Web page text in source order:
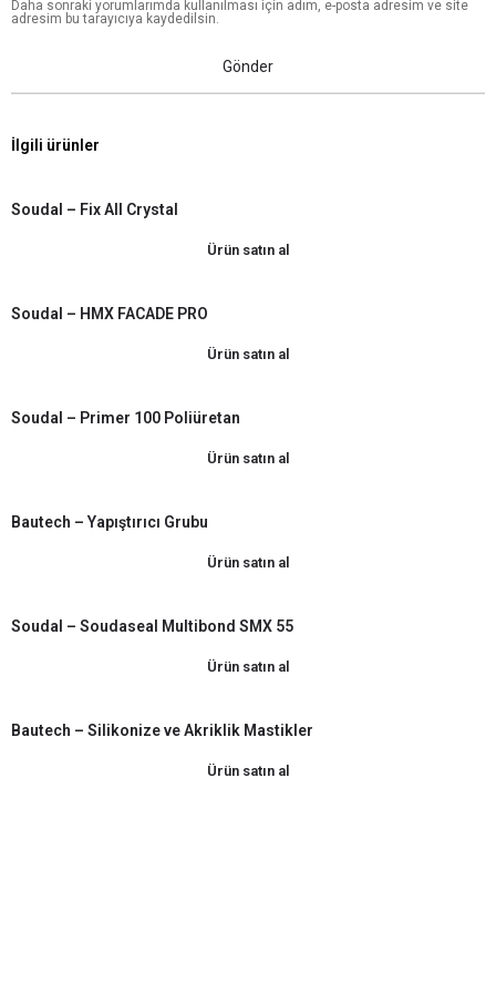
Daha sonraki yorumlarımda kullanılması için adım, e-posta adresim ve site
adresim bu tarayıcıya kaydedilsin.
İlgili ürünler
Soudal – Fix All Crystal
Ürün satın al
Soudal – HMX FACADE PRO
Ürün satın al
Soudal – Primer 100 Poliüretan
Ürün satın al
Bautech – Yapıştırıcı Grubu
Ürün satın al
Soudal – Soudaseal Multibond SMX 55
Ürün satın al
Bautech – Silikonize ve Akriklik Mastikler
Ürün satın al